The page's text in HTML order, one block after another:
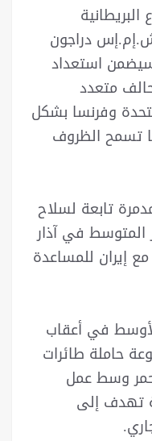
دراجون
استعداد
متعدد
وفرنسا بشكل
تسمح الظروف
تابعة لسلاح
المتوسط في آذار
إيران للمساعدة
في أعقاب
حاملة طائرات
وسط عمل
تهدف إلى